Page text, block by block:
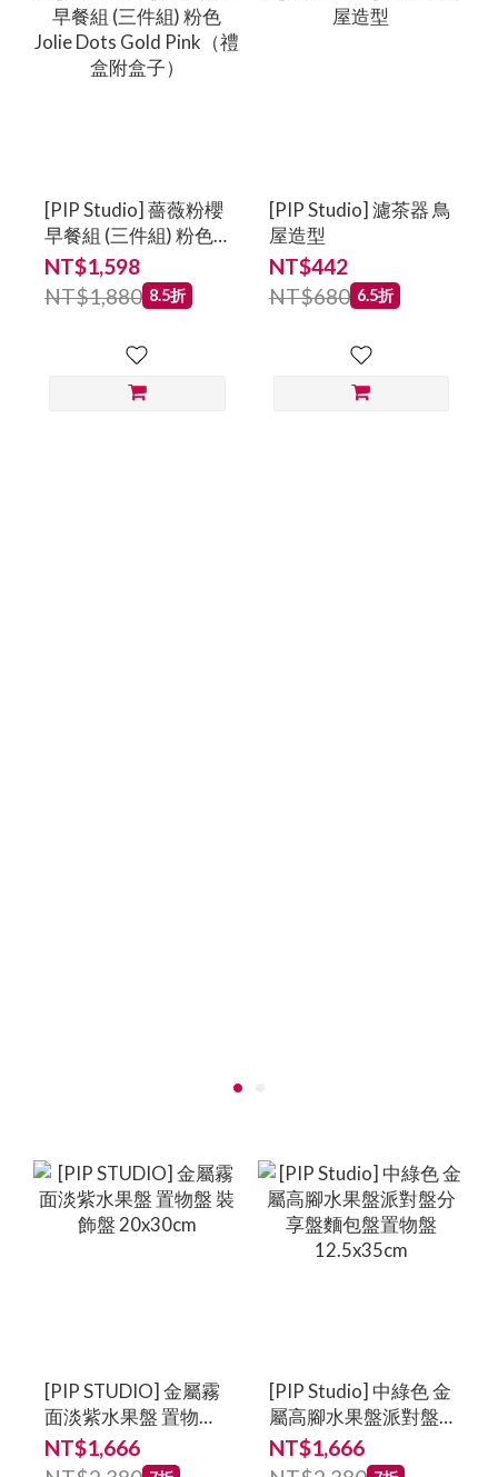
[PIP Studio] 薔薇粉櫻
早餐組 (三件組) 粉色
Jolie Dots Gold
Pink（禮盒附盒子）
NT$1,598
NT$1,880 8.5折
[PIP Studio] 濾茶器 鳥
屋造型
NT$442
NT$680 6.5折
[PIP STUDIO] 金屬霧
面淡紫水果盤 置物盤
裝飾盤 20x30cm
NT$1,666
[PIP Studio] 中綠色 金
屬高腳水果盤派對盤
分享盤麵包盤置物盤
12.5x35cm
NT$1,666